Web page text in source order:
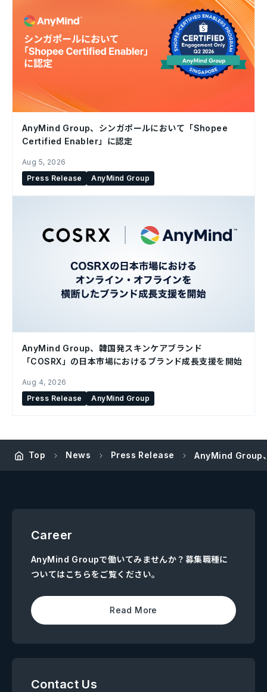
AnyMind Group、シンガポールにおいて「Shopee
Certified Enabler」に認定
Aug 5, 2026
Press Release
AnyMind Group
AnyMind Group、韓国発スキンケアブランド
「COSRX」の日本市場におけるブランド成長支援を開始
Aug 4, 2026
Press Release
AnyMind Group
Top News Press Release AnyMind Group
Career
AnyMind Groupで働いてみませんか？募集職種に
ついてはこちらをご覧ください。
Read More
Contact Us